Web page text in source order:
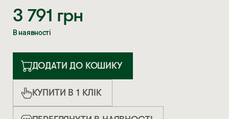
3 791 грн
В наявності
ДОДАТИ ДО КОШИКУ
КУПИТИ В 1 КЛІК